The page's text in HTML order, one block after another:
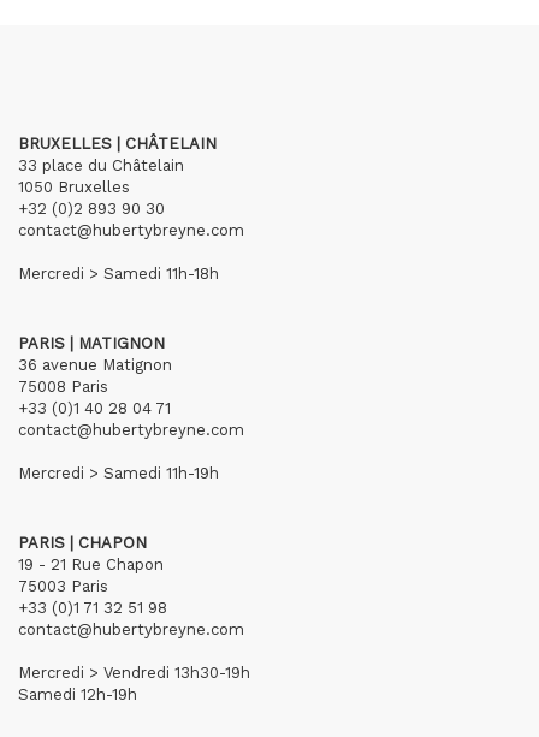
BRUXELLES | CHÂTELAIN
33 place du Châtelain
1050 Bruxelles
+32 (0)2 893 90 30
contact@hubertybreyne.com
Mercredi > Samedi 11h-18h
PARIS | MATIGNON
36 avenue Matignon
75008 Paris
+33 (0)1 40 28 04 71
contact@hubertybreyne.com
Mercredi > Samedi 11h-19h
PARIS | CHAPON
19 - 21 Rue Chapon
75003 Paris
+33 (0)1 71 32 51 98
contact@hubertybreyne.com
Mercredi > Vendredi 13h30-19h
Samedi 12h-19h